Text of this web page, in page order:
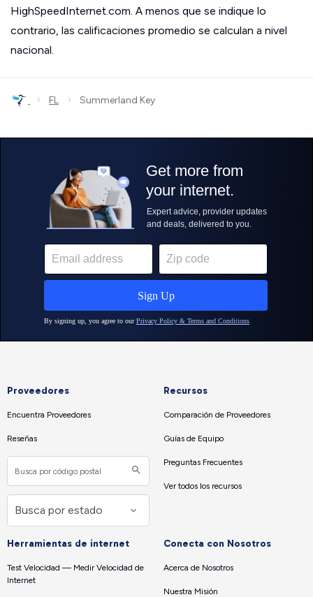
HighSpeedInternet.com. A menos que se indique lo
contrario, las calificaciones promedio se calculan a nivel
nacional.
› FL › Summerland Key
Proveedores
Encuentra Proveedores
Reseñas
Recursos
Comparación de Proveedores
Guías de Equipo
Preguntas Frecuentes
Ver todos los recursos
Herramientas de internet
Test Velocidad — Medir Velocidad de
Internet
Conecta con Nosotros
Acerca de Nosotros
Nuestra Misión